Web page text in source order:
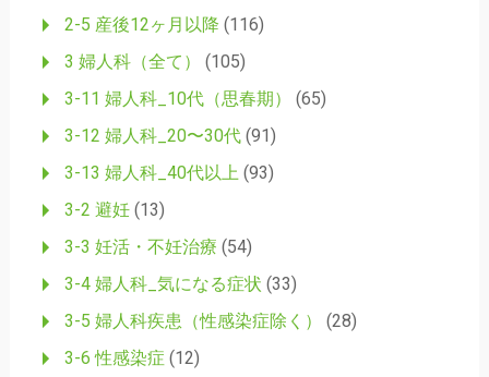
2-5 産後12ヶ月以降 (116)
3 婦人科（全て）
(105)
3-11 婦人科_10代（思春期）
(65)
3-12 婦人科_20〜30代(91)
3-13 婦人科_40代以上 (93)
3-2 避妊(13)
3-3 妊活・不妊治療 (54)
3-4 婦人科_気になる症状 (33)
3-5 婦人科疾患（性感染症除く）
(28)
3-6 性感染症 (12)